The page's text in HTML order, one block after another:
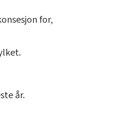
for,
år.